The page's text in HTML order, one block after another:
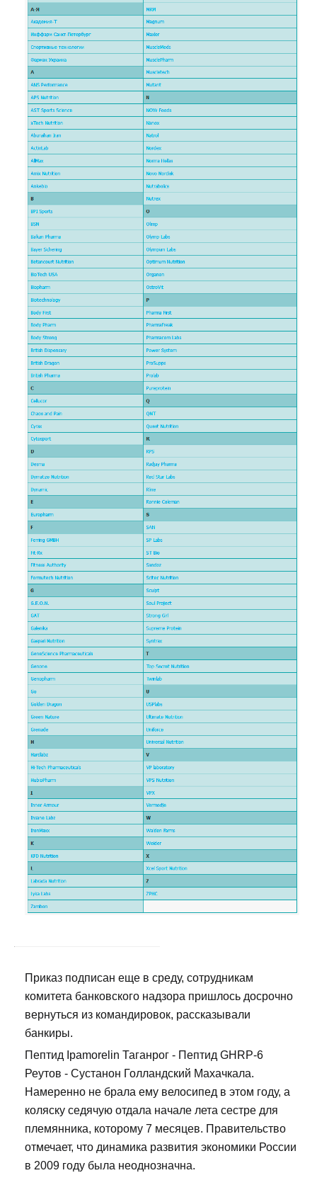
Приказ подписан еще в среду, сотрудникам
комитета банковского надзора пришлось досрочно
вернуться из командировок, рассказывали
банкиры.
Пептид Ipamorelin Таганрог - Пептид GHRP-6
Реутов - Сустанон Голландский Махачкала.
Намеренно не брала ему велосипед в этом году, а
коляску седячую отдала начале лета сестре для
племянника, которому 7 месяцев. Правительство
отмечает, что динамика развития экономики России
в 2009 году была неоднозначна.